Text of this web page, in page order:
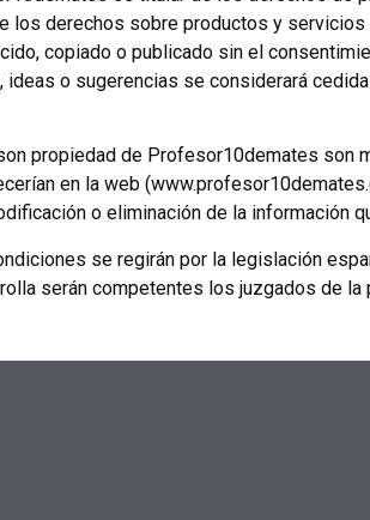
los derechos sobre productos y
copiado o publicado sin el
o sugerencias se considerará
propiedad de Profesor10demates
en la web
o eliminación de la información
se regirán por la legislación
serán competentes los juzgados de la